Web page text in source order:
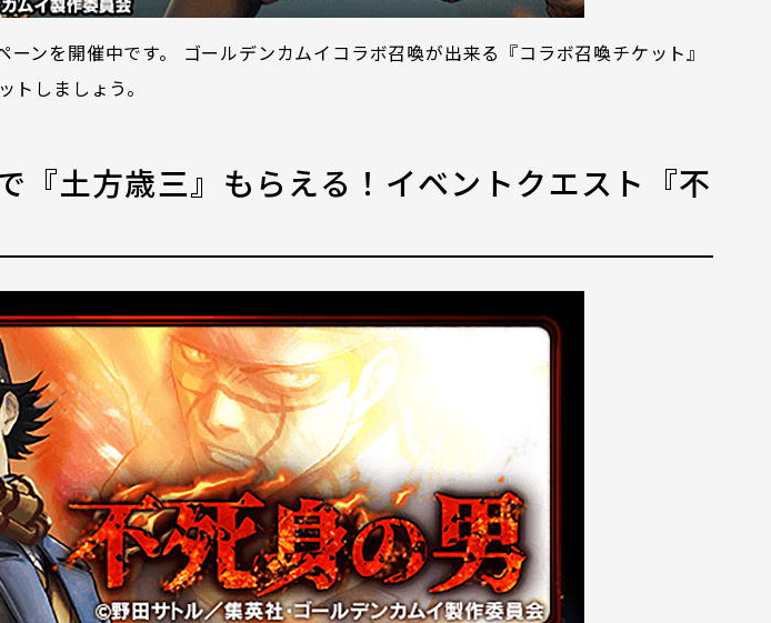
ンを開催中です。 ゴールデンカムイコラボ召喚が出来る『コラボ召喚チケット』
しましょう。
『土方歳三』もらえる！イベントクエスト『不